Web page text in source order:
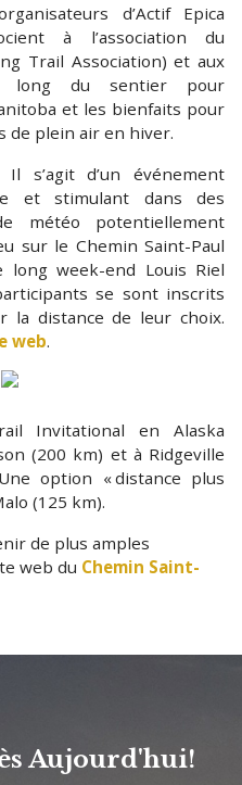
d’Actif Epica
à l’association du
Trail Association) et aux
long du sentier pour
et les bienfaits pour
de plein air en hiver.
Il s’agit d’un événement
et stimulant dans des
météo potentiellement
sur le Chemin Saint-Paul
long week-end Louis Riel
se sont inscrits
la distance de leur choix.
web.
Invitational en Alaska
(200 km) et à Ridgeville
option « distance plus
(125 km).
de plus amples
web du Chemin Saint-
Aujourd'hui!